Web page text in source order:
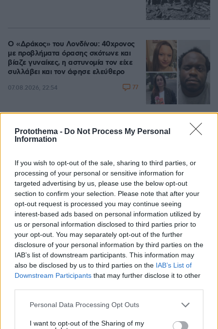
Protothema - Do Not Process My Personal
Information
If you wish to opt-out of the sale, sharing to third parties, or
processing of your personal or sensitive information for
targeted advertising by us, please use the below opt-out
section to confirm your selection. Please note that after your
opt-out request is processed you may continue seeing
interest-based ads based on personal information utilized by
us or personal information disclosed to third parties prior to
your opt-out. You may separately opt-out of the further
disclosure of your personal information by third parties on the
IAB’s list of downstream participants. This information may
also be disclosed by us to third parties on the IAB’s List of
Downstream Participants that may further disclose it to other
Please note that this website/app uses one or more Google
not limited to your visit or usage behaviour. You may click to
Personal Data Processing Opt Outs
I want to opt-out of the Sharing of my
Ο «Δράκος» του Λονδίνου: 40χρονος
με προβλήματα όρασης σκότωνε και
βίαζε γυναίκες, η αστυνομία τον είχε
συλλάβει και τον άφησε ελεύθερο
07.08.2026, 22:54 77
«Πόσα θέλεις για το κορίτσι;»:
Τουρίστας στην Κρήτη ζητά... τιμή για
07.08.2026, 18:22 444
Games
Cut The Rope Northern Heights Candy